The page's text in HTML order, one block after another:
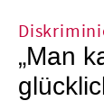
„Man